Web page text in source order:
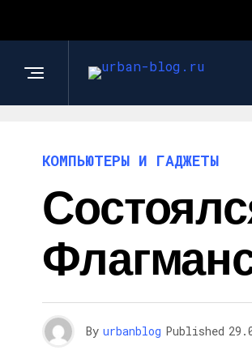
КОМПЬЮТЕРЫ И ГАДЖЕТЫ
By urbanblog Published